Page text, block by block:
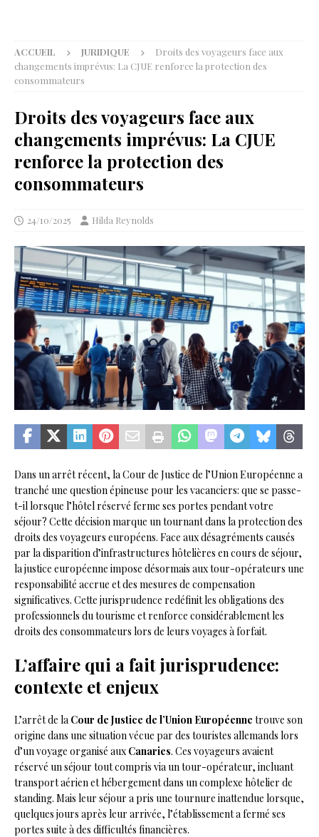
ACCUEIL JURIDIQUE
Droits des voyageurs face aux
changements imprévus: La CJUE renforce la protection des
consommateurs
Droits des voyageurs face aux
changements imprévus: La CJUE
renforce la protection des
consommateurs
24/10/2025 Hilda Reynolds
Dans un arrêt récent, la Cour de Justice de l’Union Européenne a
tranché une question épineuse pour les vacanciers: que se passe-
t-il lorsque l’hôtel réservé ferme ses portes pendant votre
séjour? Cette décision marque un tournant dans la protection des
droits des voyageurs européens. Face aux désagréments causés
par la disparition d’infrastructures hôtelières en cours de séjour,
la justice européenne impose désormais aux tour-opérateurs une
responsabilité accrue et des mesures de compensation
significatives. Cette jurisprudence redéfinit les obligations des
professionnels du tourisme et renforce considérablement les
droits des consommateurs lors de leurs voyages à forfait.
L’affaire qui a fait jurisprudence:
contexte et enjeux
L’arrêt de la Cour de Justice de l’Union Européenne trouve son
origine dans une situation vécue par des touristes allemands lors
d’un voyage organisé aux Canaries. Ces voyageurs avaient
réservé un séjour tout compris via un tour-opérateur, incluant
transport aérien et hébergement dans un complexe hôtelier de
standing. Mais leur séjour a pris une tournure inattendue lorsque,
quelques jours après leur arrivée, l’établissement a fermé ses
portes suite à des difficultés financières.